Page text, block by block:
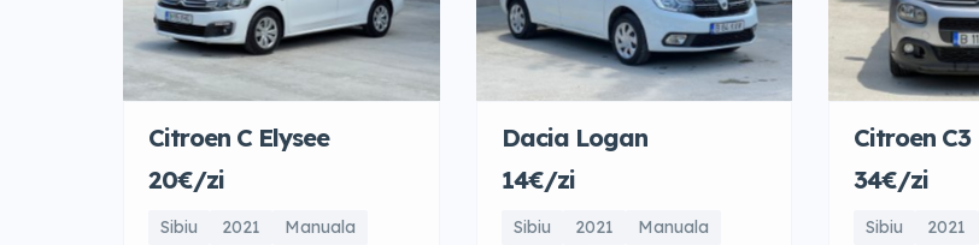
Citroen C Elysee
20€/zi
Sibiu 2021
Manuala
Dacia Logan
14€/zi
Sibiu 2021
Manuala
Citroen C3
34€/zi
Sibiu 2021